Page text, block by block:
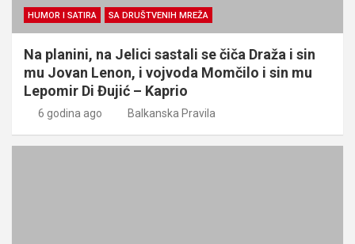
HUMOR I SATIRA SA DRUŠTVENIH MREŽA
Na planini, na Jelici sastali se čiča Draža i sin
mu Jovan Lenon, i vojvoda Momčilo i sin mu
Lepomir Di Đujić – Kaprio
6 godina ago Balkanska Pravila